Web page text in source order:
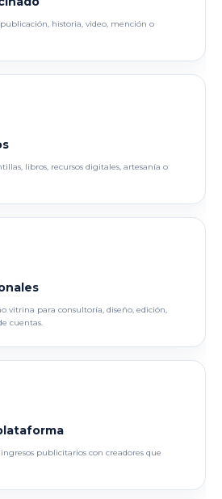
historia, video, mención o
libros, recursos digitales, artesanía o
vitrina para consultoría, diseño, edición,
cuentas.
publicitarios con creadores que